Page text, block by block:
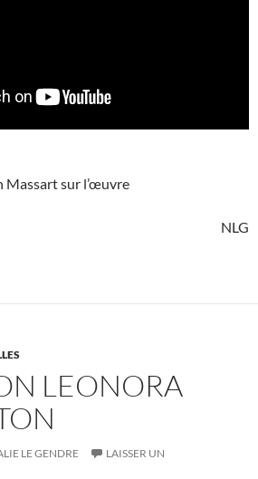
Massart sur l’œuvre
NLG
LEONORA
LE GENDRE
LAISSER UN